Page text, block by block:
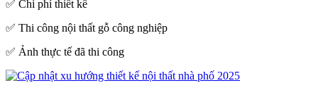
✅ Chi phí thiết kế
✅ Thi công nội thất gỗ công nghiệp
✅ Ảnh thực tế đã thi công